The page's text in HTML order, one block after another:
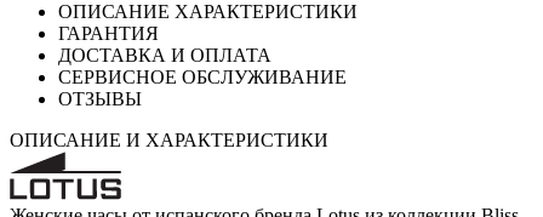
ОПИСАНИЕ ХАРАКТЕРИСТИКИ
ГАРАНТИЯ
ДОСТАВКА И ОПЛАТА
СЕРВИСНОЕ ОБСЛУЖИВАНИЕ
ОТЗЫВЫ
ОПИСАНИЕ И ХАРАКТЕРИСТИКИ